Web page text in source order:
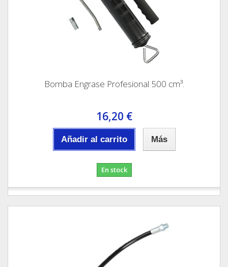
Bomba Engrase Profesional 500 cm³.
16,20 €
Añadir al carrito Más
En stock